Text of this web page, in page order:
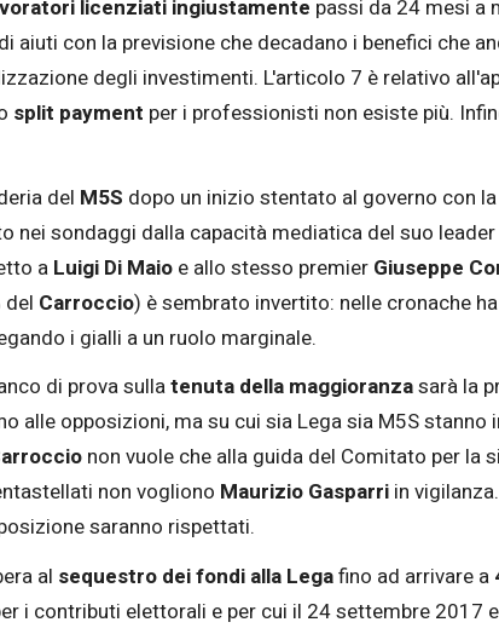
licenziati ingiustamente passi da 24 mesi a
aiuti con la previsione che decadano i benefici che
degli investimenti. L'articolo 7 è relativo
split payment per i professionisti non esiste più.
del M5S dopo un inizio stentato al governo con
sondaggi dalla capacità mediatica del suo leader
aLuigi Di Maio e allo stesso premier Giuseppe
del Carroccio) è sembrato invertito: nelle cronache
i gialli a un ruolo marginale.
di prova sullatenuta della maggioranzasarà la
alle opposizioni, ma su cui sia Lega sia M5S
non vuole che alla guida del Comitato per la
non vogliono Maurizio Gasparri in
saranno rispettati.
al sequestro dei fondi alla Legafino ad arrivare a
i contributi elettorali e per cui il 24 settembre 2017